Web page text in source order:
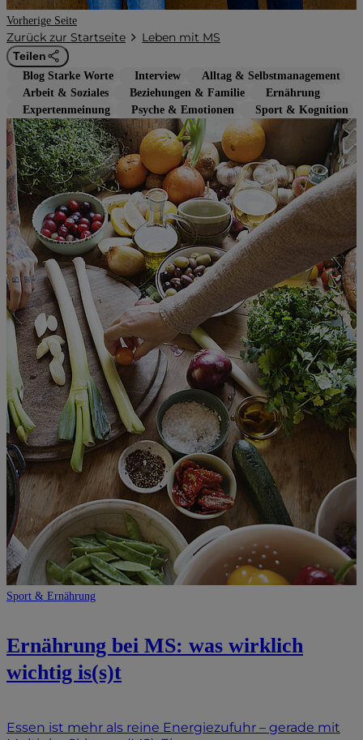
Vorherige Seite
Zurück zur Startseite Leben mit MS
Teilen
Blog Starke Worte Interview
Alltag & Selbstmanagement
Arbeit & Soziales
Beziehungen & Familie
Ernährung
Expertenmeinung
Psyche & Emotionen Sport & Kognition
Sport & Ernährung
Ernährung bei MS: was wirklich
wichtig is(s)t
Essen ist mehr als reine Energiezufuhr – gerade mit